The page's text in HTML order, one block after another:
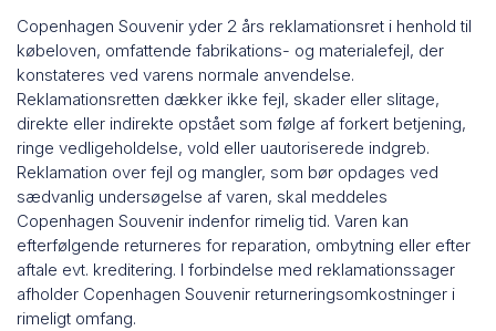
Copenhagen Souvenir yder 2 års reklamationsret i henhold til
købeloven, omfattende fabrikations- og materialefejl, der
konstateres ved varens normale anvendelse.
Reklamationsretten dækker ikke fejl, skader eller slitage,
direkte eller indirekte opstået som følge af forkert betjening,
ringe vedligeholdelse, vold eller uautoriserede indgreb.
Reklamation over fejl og mangler, som bør opdages ved
sædvanlig undersøgelse af varen, skal meddeles
Copenhagen Souvenir indenfor rimelig tid. Varen kan
efterfølgende returneres for reparation, ombytning eller efter
aftale evt. kreditering. I forbindelse med reklamationssager
afholder Copenhagen Souvenir returneringsomkostninger i
rimeligt omfang.